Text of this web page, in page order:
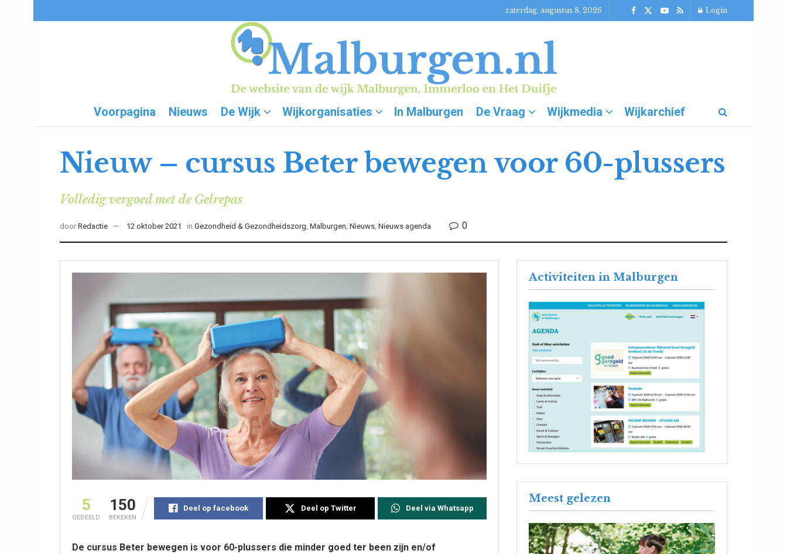
zaterdag, augustus 8, 2026 Login
Voorpagina Nieuws De Wijk Wijkorganisaties In Malburgen De Vraag Wijkmedia Wijkarchief
Nieuw – cursus Beter bewegen voor 60-plussers
Volledig vergoed met de Gelrepas
door Redactie 12 oktober 2021 in Gezondheid & Gezondheidszorg, Malburgen, Nieuws, Nieuws agenda 0
5
GEDEELD
150
BEKEKEN
Deel op facebook Deel op Twitter Deel via Whatsapp
De cursus Beter bewegen is voor 60-plussers die minder goed ter been zijn en/of
Activiteiten in Malburgen
Meest gelezen